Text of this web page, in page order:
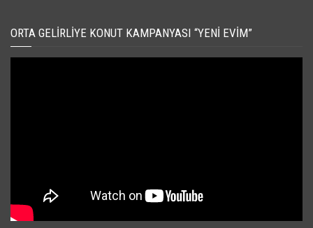
ORTA GELIRLIYE KONUT KAMPANYASI “YENI EVIM”